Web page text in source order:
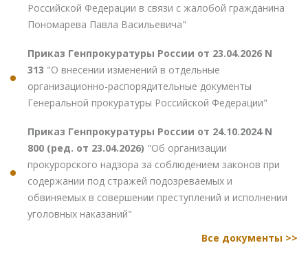
Российской Федерации в связи с жалобой гражданина
Пономарева Павла Васильевича"
Приказ Генпрокуратуры России от 23.04.2026 N
313 "О внесении изменений в отдельные
организационно-распорядительные документы
Генеральной прокуратуры Российской Федерации"
Приказ Генпрокуратуры России от 24.10.2024 N
800 (ред. от 23.04.2026) "Об организации
прокурорского надзора за соблюдением законов при
содержании под стражей подозреваемых и
обвиняемых в совершении преступлений и исполнении
уголовных наказаний"
Все документы >>